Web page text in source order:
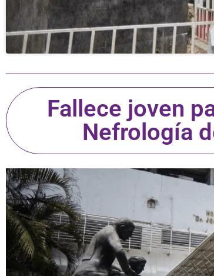
Fallece joven
Nefrología